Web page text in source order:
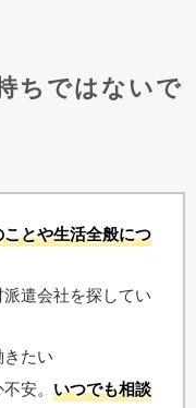
ちではないで
ことや生活全般につ
派遣会社を探してい
きたい
安。 いつでも相談